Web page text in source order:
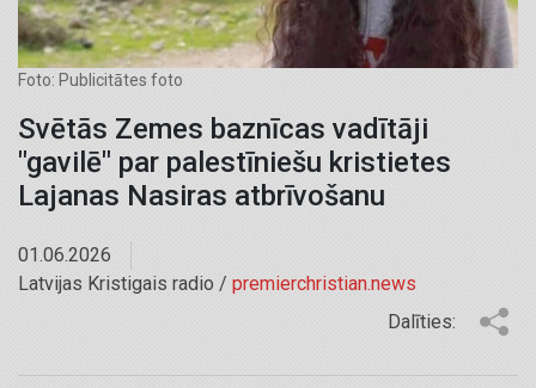
Foto: Publicitātes foto
Svētās Zemes baznīcas vadītāji
"gavilē" par palestīniešu kristietes
Lajanas Nasiras atbrīvošanu
01.06.2026
Latvijas Kristigais radio / premierchristian.news
Dalīties: